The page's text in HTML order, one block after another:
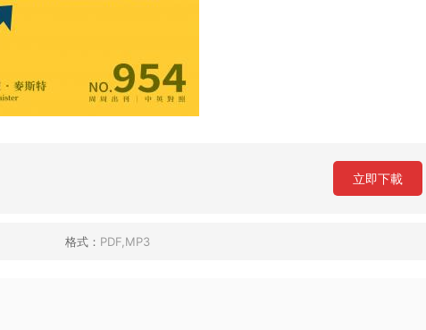
立即下載
格式： PDF,MP3